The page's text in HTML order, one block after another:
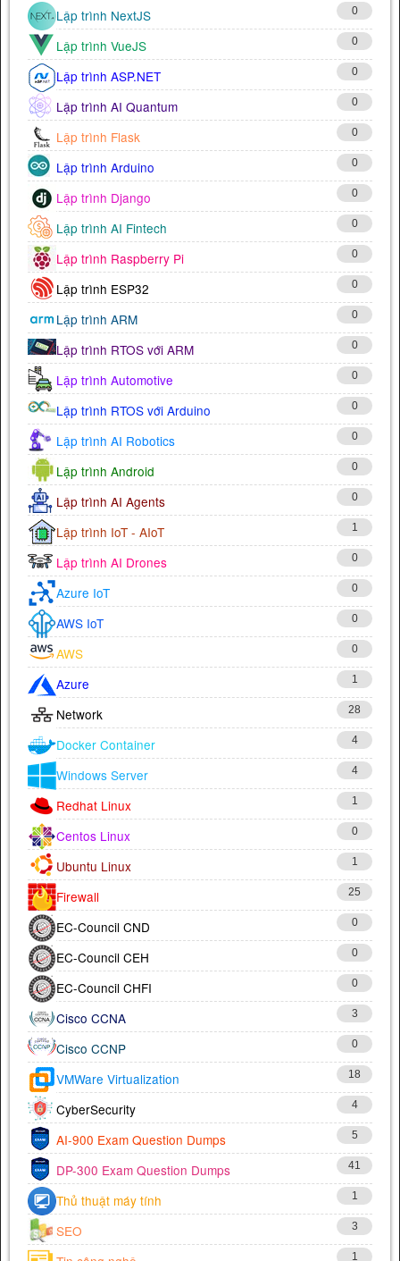
Lập trình NextJS 0
Lập trình VueJS 0
Lập trình ASP.NET 0
Lập trình AI Quantum 0
Lập trình Flask 0
Lập trình Arduino 0
Lập trình Django 0
Lập trình AI Fintech 0
Lập trình Raspberry Pi 0
Lập trình ESP32 0
Lập trình ARM 0
Lập trình RTOS với ARM 0
Lập trình Automotive 0
Lập trình RTOS với Arduino 0
Lập trình AI Robotics 0
Lập trình Android 0
Lập trình AI Agents 0
Lập trình IoT - AIoT 1
Lập trình AI Drones 0
Azure IoT 0
AWS IoT 0
AWS 0
Azure 1
Network 28
Docker Container 4
Windows Server 4
Redhat Linux 1
Centos Linux 0
Ubuntu Linux 1
Firewall 25
EC-Council CND 0
EC-Council CEH 0
EC-Council CHFI 0
Cisco CCNA 3
Cisco CCNP 0
VMWare Virtualization 18
CyberSecurity 4
AI-900 Exam Question Dumps 5
DP-300 Exam Question Dumps 41
Thủ thuật máy tính 1
SEO 3
1